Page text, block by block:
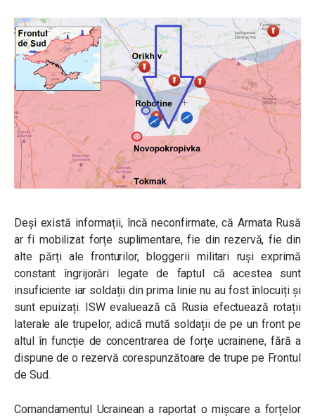
Deși există informații, încă neconfirmate, că Armata Rusă
ar fi mobilizat forțe suplimentare, fie din rezervă, fie din
alte părți ale fronturilor, bloggerii militari ruși exprimă
constant îngrijorări legate de faptul că acestea sunt
insuficiente iar soldații din prima linie nu au fost înlocuiți și
sunt epuizați. ISW evaluează că Rusia efectuează rotații
laterale ale trupelor, adică mută soldații de pe un front pe
altul în funcție de concentrarea de forțe ucrainene, fără a
dispune de o rezervă corespunzătoare de trupe pe Frontul
de Sud.
Comandamentul Ucrainean a raportat o mișcare a forțelor